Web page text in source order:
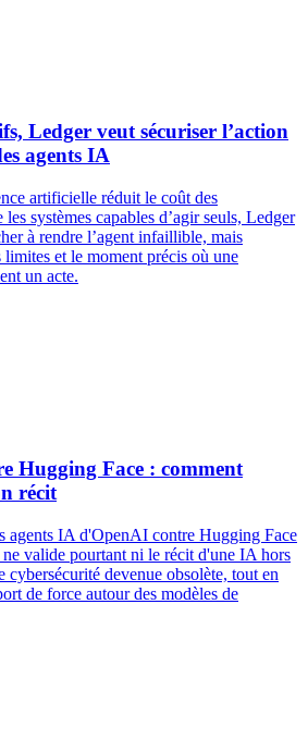
Ledger veut sécuriser l’action
agents IA
artificielle réduit le coût des
systèmes capables d’agir seuls, Ledger
à rendre l’agent infaillible, mais
limites et le moment précis où une
un acte.
Hugging Face : comment
récit
agents IA d'OpenAI contre Hugging Face
valide pourtant ni le récit d'une IA hors
devenue obsolète, tout en
de force autour des modèles de